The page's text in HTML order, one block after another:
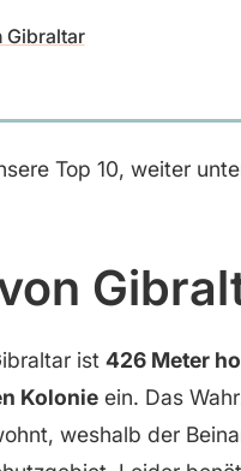
Gibraltar
Top 10, weiter
ist 426 Meter
Kolonieein. Das
weshalb der